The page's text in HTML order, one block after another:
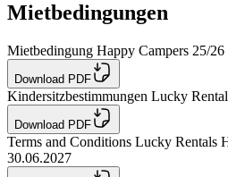
Mietbedingungen
Mietbedingung Happy Campers 25/26
Download PDF
Kindersitzbestimmungen Lucky
Download PDF
Terms and Conditions Lucky Rentals
30.06.2027